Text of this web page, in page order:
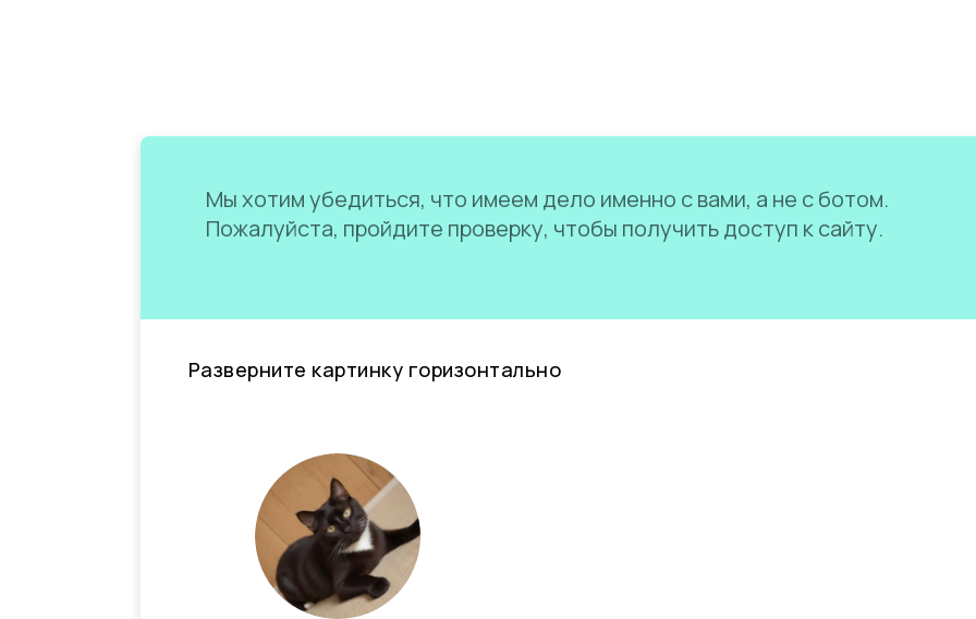
Мы хотим убедиться, что имеем дело именно с вами, а не с ботом.
Пожалуйста, пройдите проверку, чтобы получить доступ к сайту.
Разверните картинку горизонтально